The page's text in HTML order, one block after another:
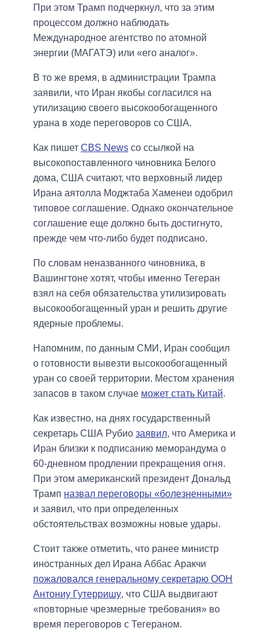
При этом Трамп подчеркнул, что за этим
процессом должно наблюдать
Международное агентство по атомной
энергии (МАГАТЭ) или «его аналог».
В то же время, в администрации Трампа
заявили, что Иран якобы согласился на
утилизацию своего высокообогащенного
урана в ходе переговоров со США.
Как пишет CBS News со ссылкой на
высокопоставленного чиновника Белого
дома, США считают, что верховный лидер
Ирана аятолла Моджтаба Хаменеи одобрил
типовое соглашение. Однако окончательное
соглашение еще должно быть достигнуто,
прежде чем что-либо будет подписано.
По словам неназванного чиновника, в
Вашингтоне хотят, чтобы именно Тегеран
взял на себя обязательства утилизировать
высокообогащенный уран и решить другие
ядерные проблемы.
Напомним, по данным СМИ, Иран сообщил
о готовности вывезти высокообогащенный
уран со своей территории. Местом хранения
запасов в таком случае может стать Китай.
Как известно, на днях государственный
секретарь США Рубио заявил, что Америка и
Иран близки к подписанию меморандума о
60-дневном продлении прекращения огня.
При этом американский президент Дональд
Трамп назвал переговоры «болезненными»
и заявил, что при определенных
обстоятельствах возможны новые удары.
Стоит также отметить, что ранее министр
иностранных дел Ирана Аббас Аракчи
пожаловался генеральному секретарю ООН
Антониу Гутерришу, что США выдвигают
«повторные чрезмерные требования» во
время переговоров с Тегераном.